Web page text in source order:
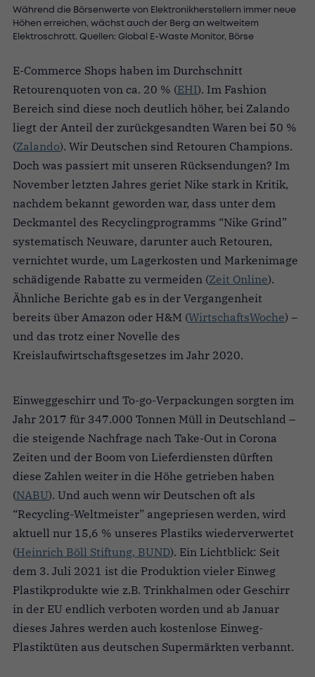
Während die Börsenwerte von Elektronikherstellern immer neue
Höhen erreichen, wächst auch der Berg an weltweitem
Elektroschrott. Quellen: Global E-Waste Monitor, Börse
E-Commerce Shops haben im Durchschnitt
Retourenquoten von ca. 20 % (EHI). Im Fashion
Bereich sind diese noch deutlich höher, bei Zalando
liegt der Anteil der zurückgesandten Waren bei 50 %
(Zalando). Wir Deutschen sind Retouren Champions.
Doch was passiert mit unseren Rücksendungen? Im
November letzten Jahres geriet Nike stark in Kritik,
nachdem bekannt geworden war, dass unter dem
Deckmantel des Recyclingprogramms “Nike Grind”
systematisch Neuware, darunter auch Retouren,
vernichtet wurde, um Lagerkosten und Markenimage
schädigende Rabatte zu vermeiden (Zeit Online).
Ähnliche Berichte gab es in der Vergangenheit
bereits über Amazon oder H&M (WirtschaftsWoche) –
und das trotz einer Novelle des
Kreislaufwirtschaftsgesetzes im Jahr 2020.
Einweggeschirr und To-go-Verpackungen sorgten im
Jahr 2017 für 347.000 Tonnen Müll in Deutschland –
die steigende Nachfrage nach Take-Out in Corona
Zeiten und der Boom von Lieferdiensten dürften
diese Zahlen weiter in die Höhe getrieben haben
(NABU). Und auch wenn wir Deutschen oft als
“Recycling-Weltmeister” angepriesen werden, wird
aktuell nur 15,6 % unseres Plastiks wiederverwertet
(Heinrich Böll Stiftung, BUND). Ein Lichtblick: Seit
dem 3. Juli 2021 ist die Produktion vieler Einweg
Plastikprodukte wie z.B. Trinkhalmen oder Geschirr
in der EU endlich verboten worden und ab Januar
dieses Jahres werden auch kostenlose Einweg-
Plastiktüten aus deutschen Supermärkten verbannt.